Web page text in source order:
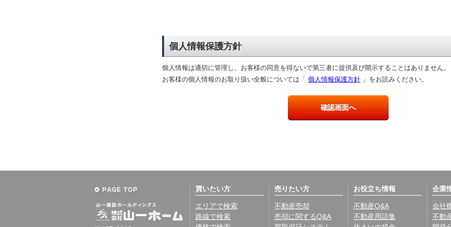
個人情報保護方針
個人情報は適切に管理し、お客様の同意を得ないで第三者に提供及び開示することはありません。
お客様の個人情報のお取り扱い全般については「 個人情報保護方針 」をお読みください。
買いたい方
エリアで検索
路線で検索
売りたい方
不動産売却
売却に関するQ&A
お役立ち情報
不動産Q&A
不動産用語集
企業
会社
不動